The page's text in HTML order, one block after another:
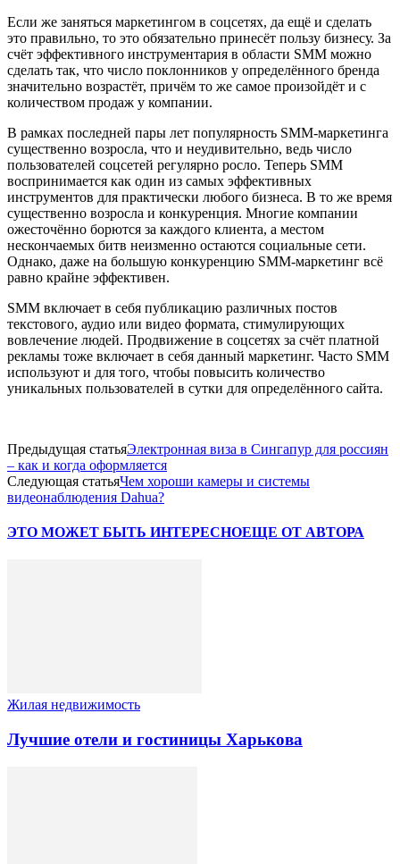
Если же заняться маркетингом в соцсетях, да ещё и сделать
это правильно, то это обязательно принесёт пользу бизнесу. За
счёт эффективного инструментария в области SMM можно
сделать так, что число поклонников у определённого бренда
значительно возрастёт, причём то же самое произойдёт и с
количеством продаж у компании.
В рамках последней пары лет популярность SMM-маркетинга
существенно возросла, что и неудивительно, ведь число
пользователей соцсетей регулярно росло. Теперь SMM
воспринимается как один из самых эффективных
инструментов для практически любого бизнеса. В то же время
существенно возросла и конкуренция. Многие компании
ожесточённо борются за каждого клиента, а местом
нескончаемых битв неизменно остаются социальные сети.
Однако, даже на большую конкуренцию SMM-маркетинг всё
равно крайне эффективен.
SMM включает в себя публикацию различных постов
текстового, аудио или видео формата, стимулирующих
вовлечение людей. Продвижение в соцсетях за счёт платной
рекламы тоже включает в себя данный маркетинг. Часто SMM
используют и для того, чтобы повысить количество
уникальных пользователей в сутки для определённого сайта.
Предыдущая статьяЭлектронная виза в Сингапур для россиян
– как и когда оформляется
Следующая статьяЧем хороши камеры и системы
видеонаблюдения Dahua?
ЭТО МОЖЕТ БЫТЬ ИНТЕРЕСНОЕЩЕ ОТ АВТОРА
Жилая недвижимость
Лучшие отели и гостиницы Харькова